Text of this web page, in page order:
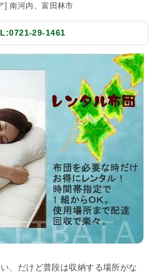
報
報
南河内の地域密着型ポータルサ
のクーポン、イベント、地域情報
ューを閉じる
南河内、富田林市
29-1461
、だけど普段は収納する場所がな